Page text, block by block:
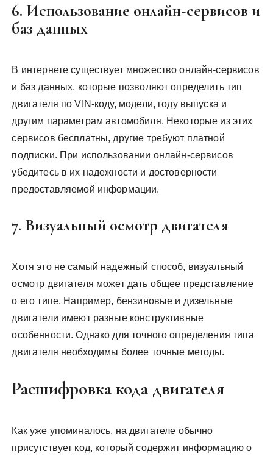
6. Использование онлайн-сервисов и
баз данных
В интернете существует множество онлайн-сервисов
и баз данных, которые позволяют определить тип
двигателя по VIN-коду, модели, году выпуска и
другим параметрам автомобиля. Некоторые из этих
сервисов бесплатны, другие требуют платной
подписки. При использовании онлайн-сервисов
убедитесь в их надежности и достоверности
предоставляемой информации.
7. Визуальный осмотр двигателя
Хотя это не самый надежный способ, визуальный
осмотр двигателя может дать общее представление
о его типе. Например, бензиновые и дизельные
двигатели имеют разные конструктивные
особенности. Однако для точного определения типа
двигателя необходимы более точные методы.
Расшифровка кода двигателя
Как уже упоминалось, на двигателе обычно
присутствует код, который содержит информацию о